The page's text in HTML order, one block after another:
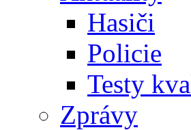
Hasiči
Policie
Testy
Zprávy